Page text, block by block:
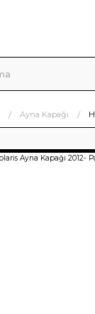
Ayna Kapağı